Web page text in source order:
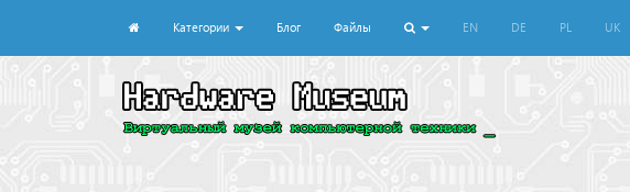
Категории Блог Файлы EN DE PL UK